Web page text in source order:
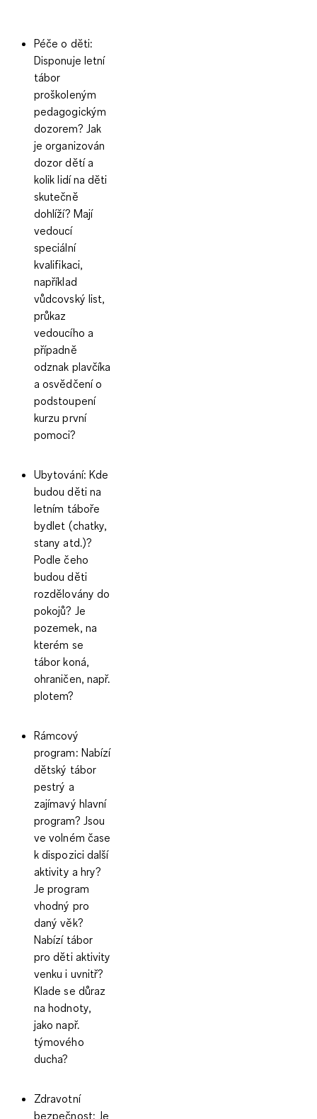
Péče o děti:
Disponuje letní
tábor
proškoleným
pedagogickým
dozorem? Jak
je organizován
dozor dětí a
kolik lidí na děti
skutečně
dohlíží? Mají
vedoucí
speciální
kvalifikaci,
například
vůdcovský list,
průkaz
vedoucího a
případně
odznak plavčíka
a osvědčení o
podstoupení
kurzu první
pomoci?
Ubytování: Kde
budou děti na
letním táboře
bydlet (chatky,
stany atd.)?
Podle čeho
budou děti
rozdělovány do
pokojů? Je
pozemek, na
kterém se
tábor koná,
ohraničen, např.
plotem?
Rámcový
program: Nabízí
dětský tábor
pestrý a
zajímavý hlavní
program? Jsou
ve volném čase
k dispozici další
aktivity a hry?
Je program
vhodný pro
daný věk?
Nabízí tábor
pro děti aktivity
venku i uvnitř?
Klade se důraz
na hodnoty,
jako např.
týmového
ducha?
Zdravotní
bezpečnost: Je